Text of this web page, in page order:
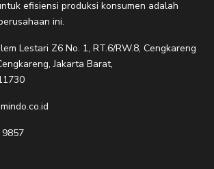
k
efisiensi produksi konsumen adalah
ini.
Lestari Z6 No. 1, RT.6/RW.8, Cengkareng
Jakarta Barat,